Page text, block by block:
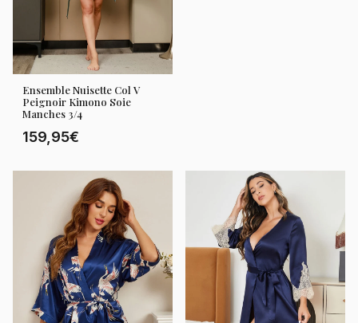
Ensemble Nuisette Col V
Peignoir Kimono Soie
Manches 3/4
159,95€